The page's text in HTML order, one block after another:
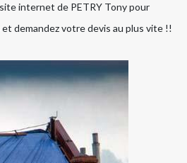
internet de PETRY Tony pour
demandez votre devis au plus vite !!